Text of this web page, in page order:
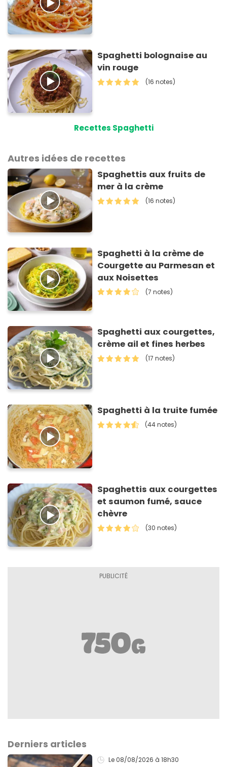
Spaghetti bolognaise au
vin rouge
(16 notes)
Recettes Spaghetti
Autres idées de recettes
Spaghettis aux fruits de
mer à la crème
(16 notes)
Spaghetti à la crème de
Courgette au Parmesan et
aux Noisettes
(7 notes)
Spaghetti aux courgettes,
crème ail et fines herbes
(17 notes)
Spaghetti à la truite fumée
(44 notes)
Spaghettis aux courgettes
et saumon fumé, sauce
chèvre
(30 notes)
Derniers articles
Le 08/08/2026 à 18h30